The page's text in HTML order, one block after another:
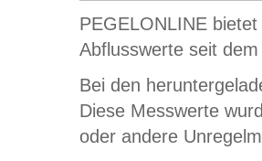
PEGELONLINE
Abflusswerte seit
Bei den
Diese Messwerte
oder andere